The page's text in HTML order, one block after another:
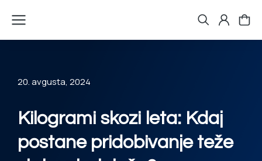
20. avgusta, 2024
Kilogrami skozi leta: Kdaj
postane pridobivanje teže